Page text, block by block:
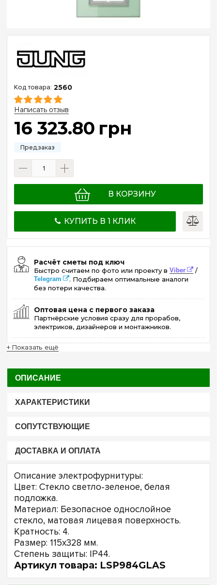
2560
Написать отзыв
16 323.80 грн
В КОРЗИНУ
КУПИТЬ В 1 КЛИК
Расчёт сметы под ключ
Быстро считаем по фото или проекту в Viber /
Telegram
. Подбираем оптимальные аналоги
без потери качества.
Оптовая цена с первого заказа
Партнёрские условия сразу для прорабов,
электриков, дизайнеров и монтажников.
+ Показать ещё
ОПИСАНИЕ
ХАРАКТЕРИСТИКИ
СОПУТСТВУЮЩИЕ
ДОСТАВКА И ОПЛАТА
Описание электрофурнитуры:
Цвет: Стекло светло-зеленое, белая
подложка.
Материал: Безопасное однослойное
стекло, матовая лицевая поверхность.
Кратность: 4.
Размер: 115х328 мм.
Степень защиты: IP44.
Артикул товара: LSP984GLAS